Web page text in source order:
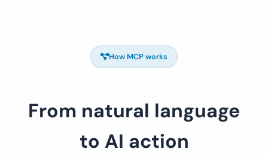
How MCP works
From natural language
to AI action